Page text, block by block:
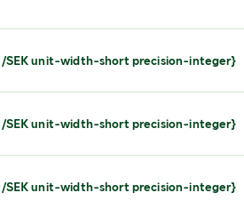
SEK unit-width-short precision-integer}
SEK unit-width-short precision-integer}
SEK unit-width-short precision-integer}